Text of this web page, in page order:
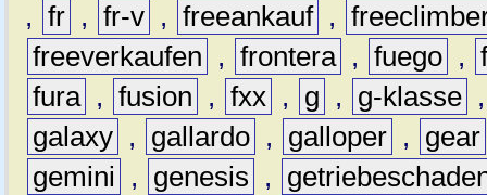
, fr , fr-v , freeankauf ,
freeverkaufen
, frontera , fuego ,
fura , fusion , fxx , g , g-klasse
galaxy , gallardo , galloper ,
gear
gemini
, genesis ,